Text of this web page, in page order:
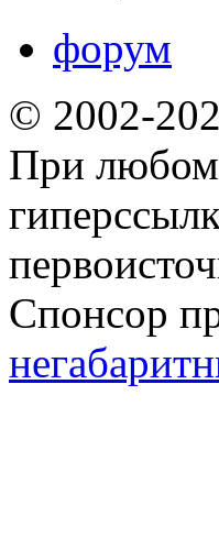
форум
© 2002-
При любом
Спонсор